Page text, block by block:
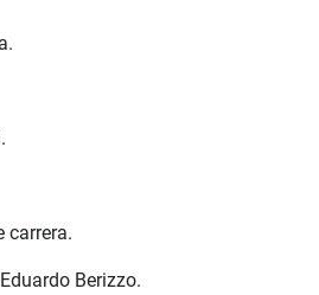
carrera.
Berizzo.